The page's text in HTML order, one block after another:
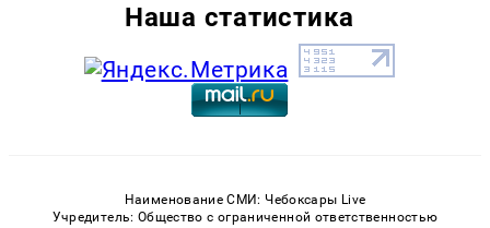
Наша статистика
Наименование СМИ: Чебоксары Live
Учредитель: Общество с ограниченной ответственностью